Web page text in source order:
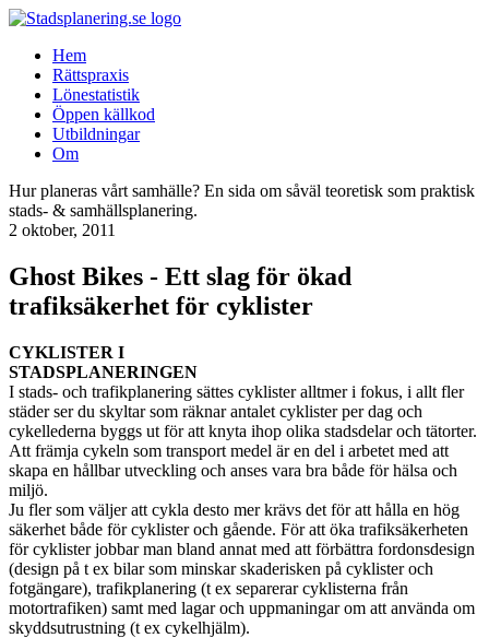
Hem
Rättspraxis
Lönestatistik
Öppen källkod
Utbildningar
Om
Hur planeras vårt samhälle? En sida om såväl teoretisk som praktisk
stads- & samhällsplanering.
2 oktober, 2011
Ghost Bikes - Ett slag för ökad
trafiksäkerhet för cyklister
CYKLISTER I
STADSPLANERINGEN
I stads- och trafikplanering sättes cyklister alltmer i fokus, i allt fler
städer ser du skyltar som räknar antalet cyklister per dag och
cykellederna byggs ut för att knyta ihop olika stadsdelar och tätorter.
Att främja cykeln som transport medel är en del i arbetet med att
skapa en hållbar utveckling och anses vara bra både för hälsa och
miljö.
Ju fler som väljer att cykla desto mer krävs det för att hålla en hög
säkerhet både för cyklister och gående. För att öka trafiksäkerheten
för cyklister jobbar man bland annat med att förbättra fordonsdesign
(design på t ex bilar som minskar skaderisken på cyklister och
fotgängare), trafikplanering (t ex separerar cyklisterna från
motortrafiken) samt med lagar och uppmaningar om att använda om
skyddsutrustning (t ex cykelhjälm).